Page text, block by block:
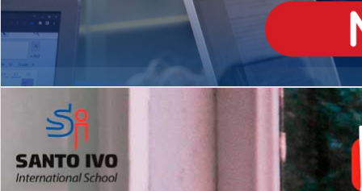
Matrículas Abertas 2026
2º AO 5º ANO FUNDAMENTAL